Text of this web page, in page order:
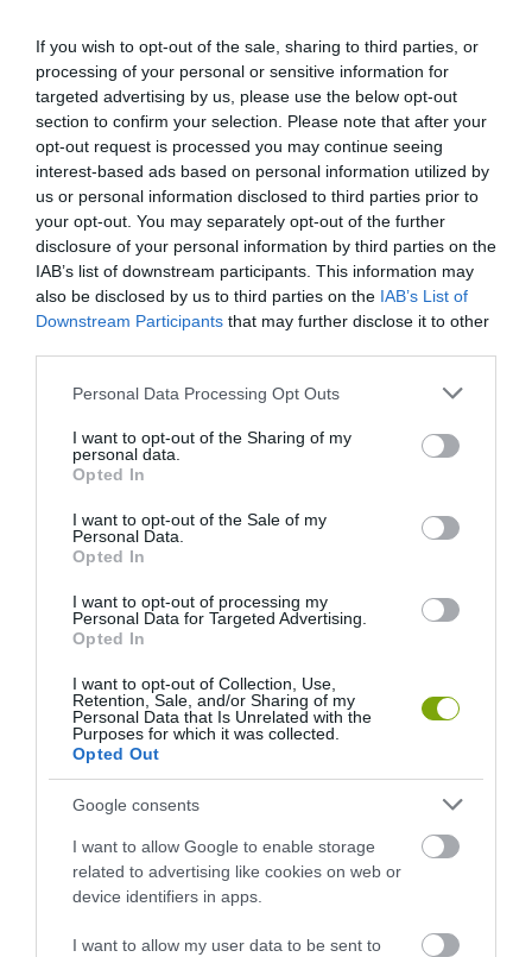
If you wish to opt-out of the sale, sharing to third parties, or
processing of your personal or sensitive information for
targeted advertising by us, please use the below opt-out
section to confirm your selection. Please note that after your
opt-out request is processed you may continue seeing
interest-based ads based on personal information utilized by
us or personal information disclosed to third parties prior to
your opt-out. You may separately opt-out of the further
disclosure of your personal information by third parties on the
IAB’s list of downstream participants. This information may
also be disclosed by us to third parties on the IAB’s List of
Downstream Participants that may further disclose it to other
Please note that this website/app uses one or more Google
not limited to your visit or usage behaviour. You may click to
grant or deny consent to Google and its third-party tags to
use your data for below specified purposes in below Google
consent section.
Personal Data Processing Opt Outs
I want to opt-out of the Sharing of my
personal data.
Opted In
I want to opt-out of the Sale of my
Personal Data.
Opted In
I want to opt-out of processing my
Personal Data for Targeted Advertising.
Opted In
I want to opt-out of Collection, Use,
Retention, Sale, and/or Sharing of my
Personal Data that Is Unrelated with the
Purposes for which it was collected.
Opted Out
Google consents
I want to allow Google to enable storage
related to advertising like cookies on web or
device identifiers in apps.
I want to allow my user data to be sent to
ELŐZŐ CIKK
ÚGY FEST A LEPKE SZÁRNYÁNAK MINTÁZATA, MINTHA EGY
TIGRIS SZEME LENNE
MEGHATÓ KEZDEMÉNYEZÉS: OVISOK ÜLTETNEK FÁKAT
HASONLÓ ÉRDEKESSÉGEK
TEXTILJEI ÚJRA ÖSSZEÁLLTAK:
A RUHA, AMELY TÚLÉLTE A
2026-06-29
NEM MINDENKI MENEKÜLT
POMPEJIBEN: LEHET, HOGY
2026-06-23